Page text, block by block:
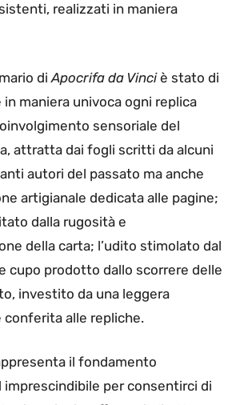
realizzati in maniera
di Apocrifa da Vinciè stato di
maniera univoca ogni replica
sensoriale del
attratta dai fogli scritti da alcuni
autori del passato ma anche
artigianale dedicata alle pagine;
dalla rugosità e
della carta; l’udito stimolato dal
cupo prodotto dallo scorrere delle
investito da una leggera
conferita alle repliche.
il fondamento
imprescindibile per consentirci di